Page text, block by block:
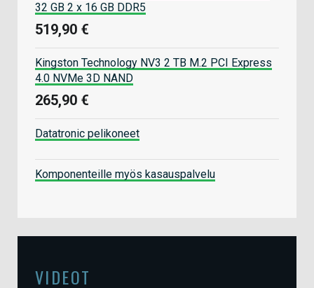
32 GB 2 x 16 GB DDR5
519,90 €
Kingston Technology NV3 2 TB M.2 PCI Express
4.0 NVMe 3D NAND
265,90 €
Datatronic pelikoneet
Komponenteille myös kasauspalvelu
VIDEOT